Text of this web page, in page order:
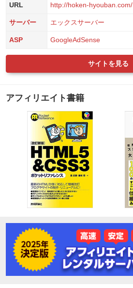
URL http://hoken-hyouban.com/
サーバー エックスサーバー
ASP GoogleAdSense
サイトを見る
アフィリエイト書籍